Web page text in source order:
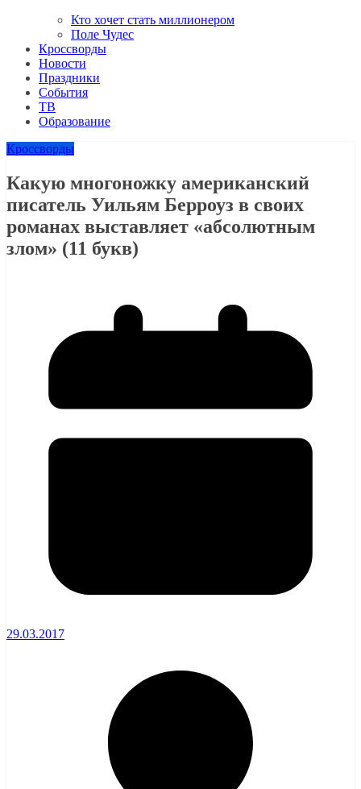
Кто хочет стать миллионером
Поле Чудес
Кроссворды
Новости
Праздники
События
ТВ
Образование
Кроссворды
Какую многоножку американский
писатель Уильям Берроуз в своих
романах выставляет «абсолютным
злом» (11 букв)
29.03.2017